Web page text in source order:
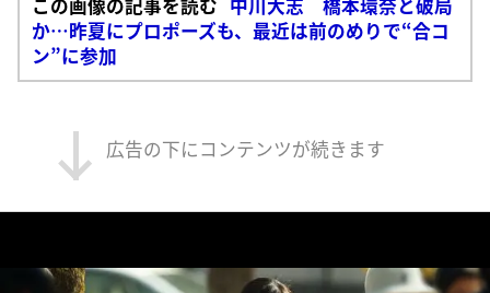
か…昨夏にプロポーズも、最近は前のめりで“合コ
ン”に参加
広告の下にコンテンツが続きます